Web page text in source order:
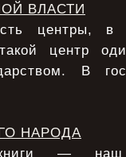
ВЛАСТИ
центры, в
центр
В
НАРОДА
— наш